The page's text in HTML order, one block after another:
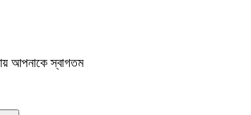
আপনাকে স্বাগতম